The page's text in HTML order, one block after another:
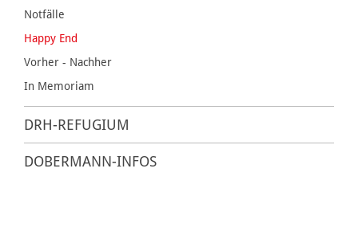
Notfälle
Happy End
Vorher - Nachher
In Memoriam
DRH-REFUGIUM
DOBERMANN-INFOS